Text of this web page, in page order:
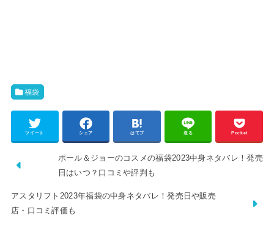
福袋
ツイート シェア はてブ 送る Pocket
ポール＆ジョーのコスメの福袋2023中身ネタバレ！発売
日はいつ？口コミや評判も
アスタリフト2023年福袋の中身ネタバレ！発売日や販売
店・口コミ評価も